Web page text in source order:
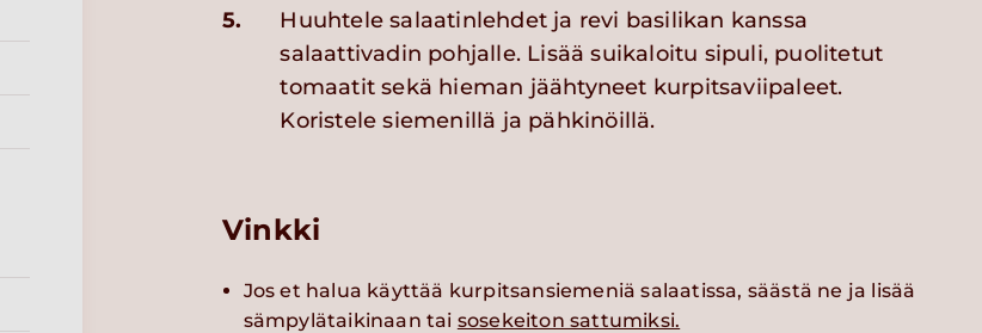
5.
Huuhtele salaatinlehdet ja revi basilikan kanssa
salaattivadin pohjalle. Lisää suikaloitu sipuli, puolitetut
tomaatit sekä hieman jäähtyneet kurpitsaviipaleet.
Koristele siemenillä ja pähkinöillä.
Vinkki
Jos et halua käyttää kurpitsansiemeniä salaatissa, säästä ne ja lisää
sämpylätaikinaan tai sosekeiton sattumiksi.